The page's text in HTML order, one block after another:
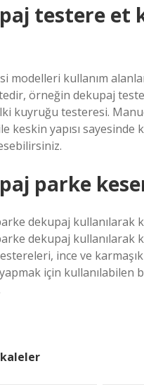
testere et
modelleri kullanım
örneğin dekupaj
kuyruğu testeresi.
keskin yapısı sayesinde
parke
dekupaj kullanılarak
dekupaj kullanılarak
ince ve
için kullanılabilen